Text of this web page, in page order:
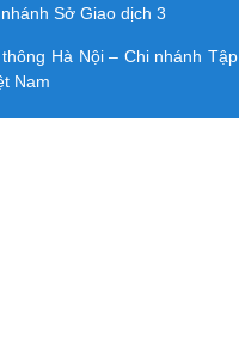
Sở Giao dịch 3
Hà Nội – Chi nhánh
Nam